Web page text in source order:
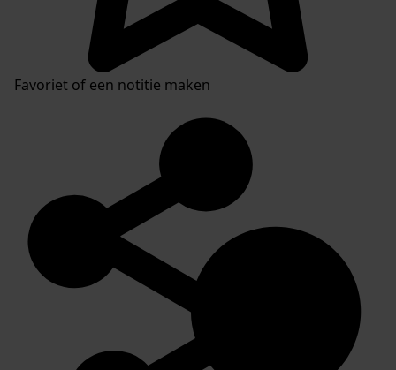
Favoriet of een notitie maken